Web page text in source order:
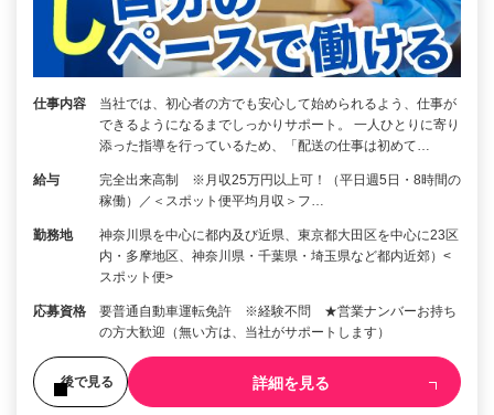
仕事内容
当社では、初心者の方でも安心して始められるよう、仕事が
できるようになるまでしっかりサポート。 一人ひとりに寄り
添った指導を行っているため、「配送の仕事は初めて…
給与
完全出来高制 ※月収25万円以上可！（平日週5日・8時間の
稼働）／＜スポット便平均月収＞フ…
勤務地
神奈川県を中心に都内及び近県、東京都大田区を中心に23区
内・多摩地区、神奈川県・千葉県・埼玉県など都内近郊）<
スポット便>
応募資格
要普通自動車運転免許 ※経験不問 ★営業ナンバーお持ち
の方大歓迎（無い方は、当社がサポートします）
後で見る 詳細を見る